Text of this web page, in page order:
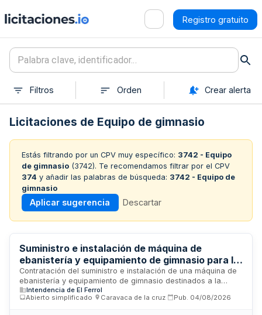
Registro gratuito
Filtros Orden Crear alerta
Licitaciones de Equipo de gimnasio
Estás filtrando por un CPV muy específico: 3742 - Equipo
de gimnasio (3742). Te recomendamos filtrar por el CPV
374 y añadir las palabras de búsqueda: 3742 - Equipo de
gimnasio
Aplicar sugerencia Descartar
Suministro e instalación de máquina de
ebanistería y equipamiento de gimnasio para la
Comandancia Naval de Vigo
Contratación del suministro e instalación de una máquina de
ebanistería y equipamiento de gimnasio destinados a la
Comandancia Naval de Vigo. El contratista será responsable
del transporte, entrega, instalación y manipulación del
Intendencia de El Ferrol
Abierto simplificado
Caravaca de la cruz Pub. 04/08/2026